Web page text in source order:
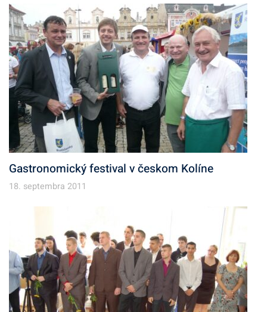
Gastronomický festival v českom Kolíne
18. septembra 2011